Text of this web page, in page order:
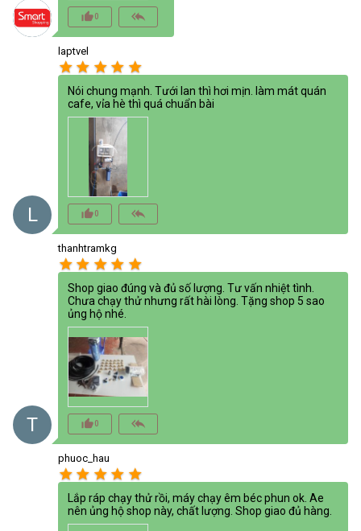
thumb_up_alt0 reply_all
L
laptvel
star star star star star
Nói chung mạnh. Tưới lan thì hơi mịn. làm mát quán
cafe, vỉa hè thì quá chuẩn bài
thumb_up_alt0 reply_all
T
thanhtramkg
star star star star star
Shop giao đúng và đủ số lượng. Tư vấn nhiệt tình.
Chưa chạy thử nhưng rất hài lòng. Tặng shop 5 sao
ủng hộ nhé.
thumb_up_alt0 reply_all
phuoc_hau
star star star star star
Lắp ráp chạy thử rồi, máy chạy êm béc phun ok. Ae
nên ủng hộ shop này, chất lượng. Shop giao đủ hàng.